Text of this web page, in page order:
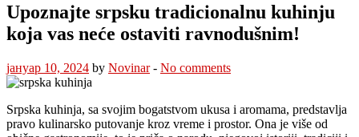
Upoznajte srpsku tradicionalnu kuhinju
koja vas neće ostaviti ravnodušnim!
јануар 10, 2024 by Novinar- No comments
Srpska kuhinja, sa svojim bogatstvom ukusa i aromama, predstavlja
pravo kulinarsko putovanje kroz vreme i prostor. Ona je više od